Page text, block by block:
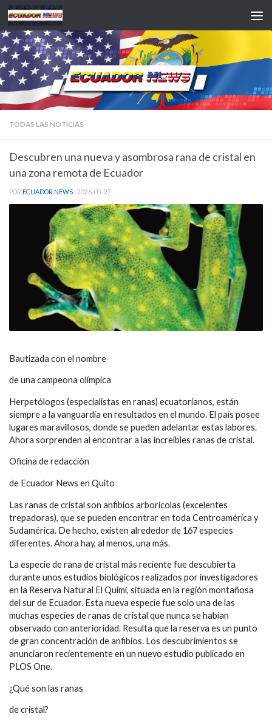
Saltar al contenido
TODAS LAS NOTICIAS
Descubren una nueva y asombrosa rana de cristal en
una zona remota de Ecuador
POR ECUADOR NEWS · 2026-05-27
Bautizada con el nombre
de una campeona olímpica
Herpetólogos (especialistas en ranas) ecuatorianos, están
siempre a la vanguardia en resultados en el mundo. El país posee
lugares maravillosos, donde se pueden adelantar estas labores.
Ahora sorprenden al encontrar a las increíbles ranas de cristal.
Oficina de redacción
de Ecuador News en Quito
Las ranas de cristal son anfibios arborícolas (excelentes
trepadoras), que se pueden encontrar en toda Centroamérica y
Sudamérica. De hecho, existen alrededor de 167 especies
diferentes. Ahora hay, al menos, una más.
La especie de rana de cristal más reciente fue descubierta
durante unos estudios biológicos realizados por investigadores
en la Reserva Natural El Quimi, situada en la región montañosa
del sur de Ecuador. Esta nueva especie fue solo una de las
muchas especies de ranas de cristal que nunca se habían
observado con anterioridad. Resulta que la reserva es un punto
de gran concentración de anfibios. Los descubrimientos se
anunciaron recientemente en un nuevo estudio publicado en
PLOS One.
¿Qué son las ranas
de cristal?